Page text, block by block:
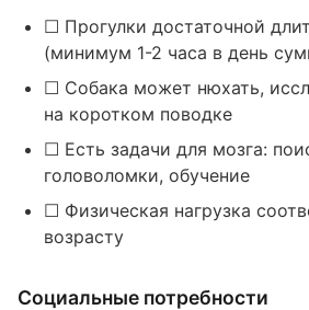
☐ Прогулки достаточной
(минимум 1-2 часа в день
☐ Собака может нюхать,
на коротком поводке
☐ Есть задачи для мозга:
головоломки, обучение
☐ Физическая нагрузка
возрасту
Социальные потребности